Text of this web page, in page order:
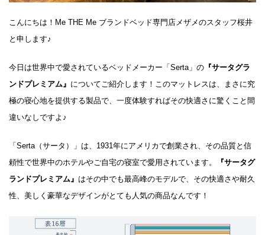
こんにちは！Me THE Me ブランドベッド専門店メザメのスタッフ桜井
と申します♪
今日は世界中で愛されているベッドメーカー「Serta」の『サータグラ
ンドプレミアム』 についてご紹介します！このマットレスは、まさに究
極の寝心地を提供する製品で、一度体験すればその快適さに驚くこと間
違いなしですよ♪
「Serta（サータ）」は、1931年にアメリカで創業され、その品質と信
頼性で世界中のホテルやご自宅の寝室で愛用されています。
『サータグ
ランドプレミアム』 はその中でも最高峰のモデルで、その快適さや耐久
性、美しく豪華なデザインがとても人気の商品なんです！